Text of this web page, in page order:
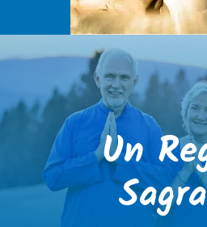
Un